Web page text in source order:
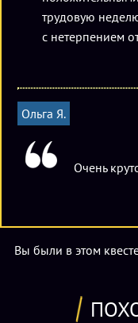
трудовую
с нетерпением
Ольга Я.
Очень
Вы были в этом